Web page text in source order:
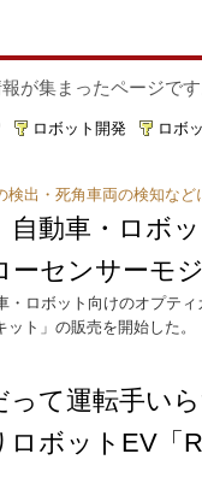
が集まったページです
ロボット開発 ロボ
検出・死角車両の検知など
自動車・ロボ
ーセンサーモ
・ロボット向けのオプテ
ト」の販売を開始した。
って運転手い
ロボットEV「